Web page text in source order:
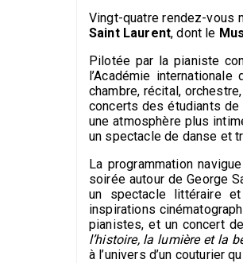
Vingt-quatre rendez-vous
Saint Laurent, dont le
Pilotée par la pianiste
l’Académie
chambre, récital,
concerts des étudiants
une atmosphère plus
un spectacle de danse et
La programmation
soirée autour de George
un spectacle littéraire et
inspirations
pianistes, et un concert
l’histoire, la lumière et la
à l’univers d’un couturier